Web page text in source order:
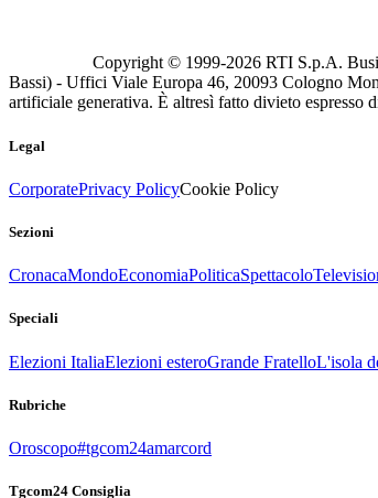
Copyright © 1999-2026 RTI S.p.A.
Bassi) - Uffici Viale Europa 46, 20093 Cologno
artificiale generativa. È altresì fatto divieto espresso
Legal
CorporatePrivacy PolicyCookie Policy
Sezioni
CronacaMondoEconomiaPoliticaSpettacolo
Speciali
Elezioni ItaliaElezioni esteroGrande FratelloL'isola
Rubriche
Oroscopo#tgcom24amarcord
Tgcom24 Consiglia